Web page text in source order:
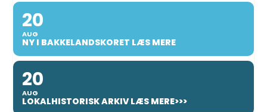
20
AUG
NY I BAKKELANDSKORET LÆS MERE
20
AUG
LOKALHISTORISK ARKIV LÆS MERE>>>